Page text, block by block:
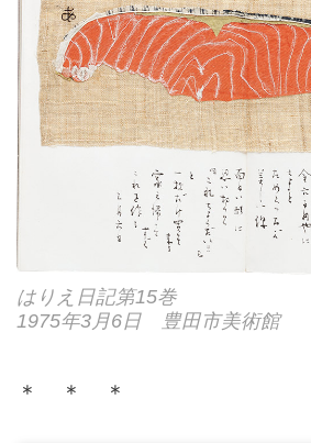
はりえ日記第15巻
1975年3月6日 豊田市美術館
＊ ＊ ＊